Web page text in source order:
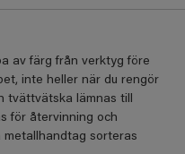
av färg från verktyg före
inte heller när du rengör
tvättvätska lämnas till
för återvinning och
metallhandtag sorteras